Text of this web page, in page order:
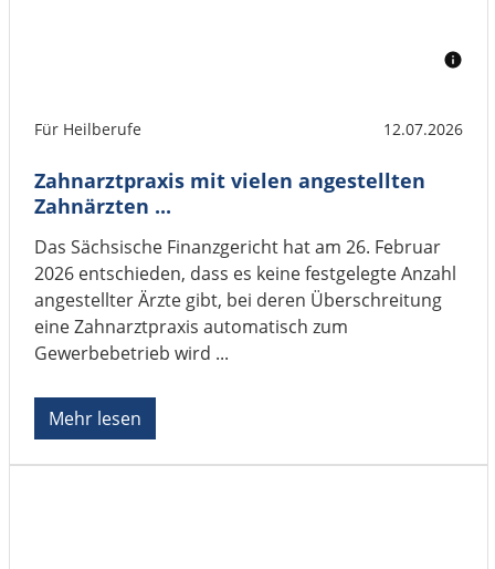
Für Heilberufe 12.07.2026
Zahnarztpraxis mit vielen angestellten
Zahnärzten ...
Das Sächsische Finanzgericht hat am 26. Februar
2026 entschieden, dass es keine festgelegte Anzahl
angestellter Ärzte gibt, bei deren Überschreitung
eine Zahnarztpraxis automatisch zum
Gewerbebetrieb wird ...
Mehr lesen